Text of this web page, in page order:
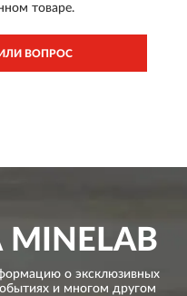
товаре.
ВОПРОС
MINELAB
о эксклюзивных
и многом другом